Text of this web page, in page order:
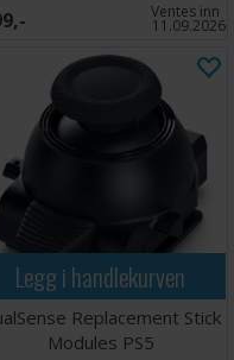
Ventes inn
11.09.2026
Legg i handlekurven
Replacement Stick
Modules PS5